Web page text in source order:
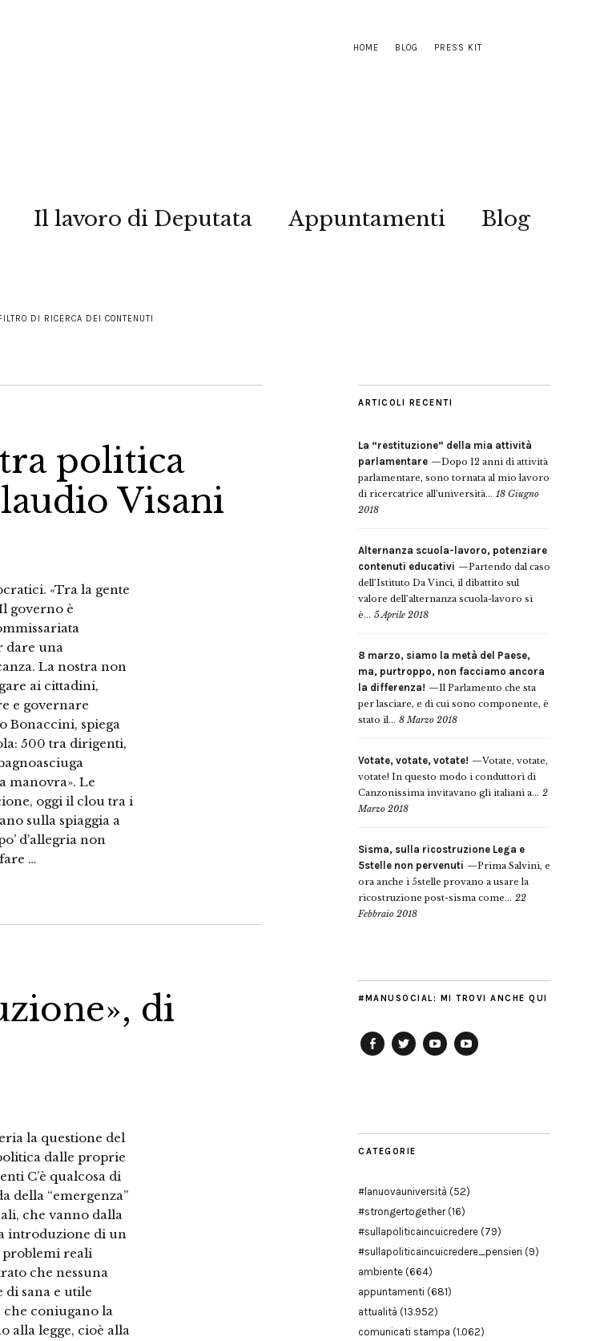
HOME BLOG PRESS KIT
Il lavoro di Deputata Appuntamenti Blog
DI RICERCA DEI CONTENUTI
politica
Visani
«Tra la gente
governo è
dare una
La nostra non
ai cittadini,
e governare
Bonaccini, spiega
500 tra dirigenti,
manovra». Le
oggi il clou tra i
sulla spiaggia a
d’allegria non
…
di
la questione del
dalle proprie
C’è qualcosa di
della “emergenza”
che vanno dalla
introduzione di un
problemi reali
che nessuna
sana e utile
coniugano la
alla legge, cioè alla
ARTICOLI RECENTI
La “restituzione” della mia attività
parlamentare
Dopo 12 anni di attività
parlamentare, sono tornata al mio lavoro
di ricercatrice all’università... 18 Giugno
2018
Alternanza scuola-lavoro, potenziare
contenuti educativi
Partendo dal caso
dell’Istituto Da Vinci, il dibattito sul
valore dell’alternanza scuola-lavoro si
è... 5 Aprile 2018
8 marzo, siamo la metà del Paese,
ma, purtroppo, non facciamo ancora
la differenza!
Il Parlamento che sta
per lasciare, e di cui sono componente, è
stato il... 8 Marzo 2018
Votate, votate, votate!
Votate, votate,
votate! In questo modo i conduttori di
Canzonissima invitavano gli italiani a... 2
Marzo 2018
Sisma, sulla ricostruzione Lega e
5stelle non pervenuti
Prima Salvini, e
ora anche i 5stelle provano a usare la
ricostruzione post-sisma come... 22
Febbraio 2018
#MANUSOCIAL: MI TROVI ANCHE QUI
CATEGORIE
#lanuovauniversità (52)
#strongertogether(16)
#sullapoliticaincuicredere (79)
#sullapoliticaincuicredere_pensieri (9)
ambiente (664)
appuntamenti (681)
attualità (13.952)
comunicati stampa (1.062)